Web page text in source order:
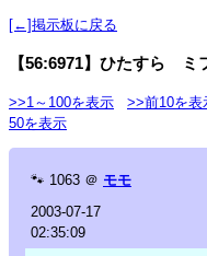
[←]掲示板に戻る
【56:6971】ひたすら ミ
>>1～100を表示 >>前10を表
50を表示
🐾 1063 ＠ モモ
2003-07-17
02:35:09